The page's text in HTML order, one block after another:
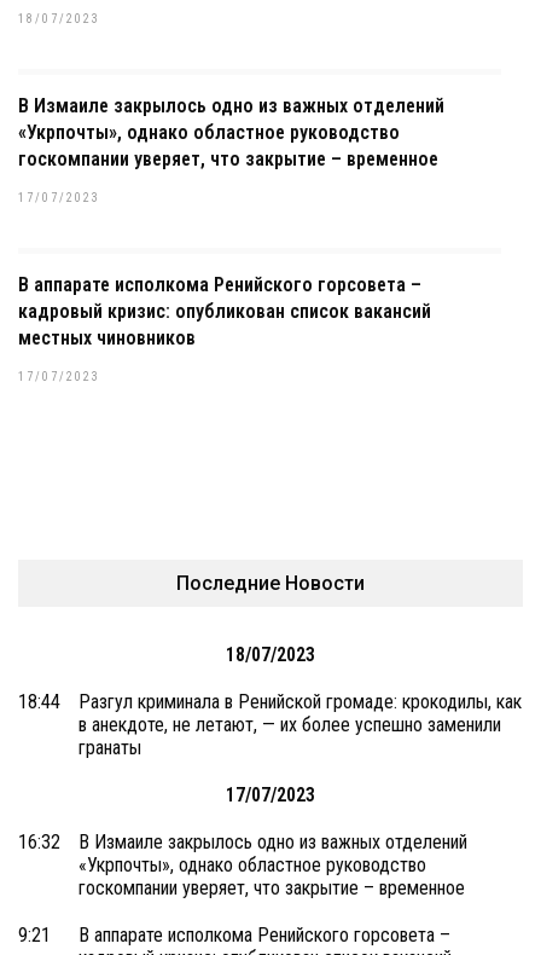
18/07/2023
В Измаиле закрылось одно из важных отделений
«Укрпочты», однако областное руководство
госкомпании уверяет, что закрытие – временное
17/07/2023
В аппарате исполкома Ренийского горсовета –
кадровый кризис: опубликован список вакансий
местных чиновников
17/07/2023
Последние Новости
18/07/2023
18:44
Разгул криминала в Ренийской громаде: крокодилы, как
в анекдоте, не летают, — их более успешно заменили
гранаты
17/07/2023
16:32
В Измаиле закрылось одно из важных отделений
«Укрпочты», однако областное руководство
госкомпании уверяет, что закрытие – временное
9:21
В аппарате исполкома Ренийского горсовета –